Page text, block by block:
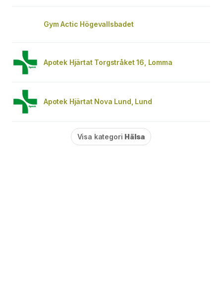
Gym Actic Högevallsbadet
Apotek Hjärtat Torgstråket 16, Lomma
Apotek Hjärtat Nova Lund, Lund
Visa kategori Hälsa